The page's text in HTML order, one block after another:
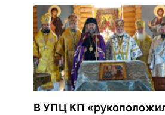
В УПЦ КП